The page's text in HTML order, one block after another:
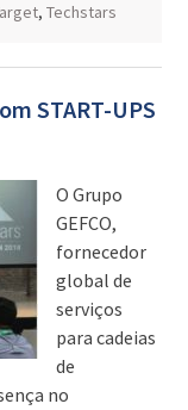
, Techstars
START-UPS
O Grupo
GEFCO,
fornecedor
global de
serviços
para cadeias
de
no